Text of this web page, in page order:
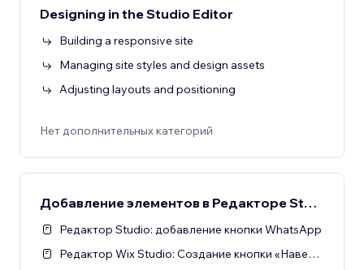
Designing in the Studio Editor
Building a responsive site
Managing site styles and design assets
Adjusting layouts and positioning
Нет дополнительных категорий
Добавление элементов в Редакторе Studio
Редактор Studio: добавление кнопки WhatsApp
Редактор Wix Studio: Создание кнопки «Наверх»